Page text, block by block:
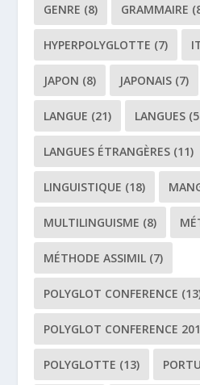
GENRE (8) GRAMMAIRE
HYPERPOLYGLOTTE (7)
JAPON (8) JAPONAIS (7)
LANGUE (21) LANGUES
LANGUES ÉTRANGÈRES (11)
LINGUISTIQUE (18)
MULTILINGUISME (8)
MÉTHODE ASSIMIL (7)
POLYGLOT CONFERENCE
POLYGLOT CONFERENCE
POLYGLOTTE (13)